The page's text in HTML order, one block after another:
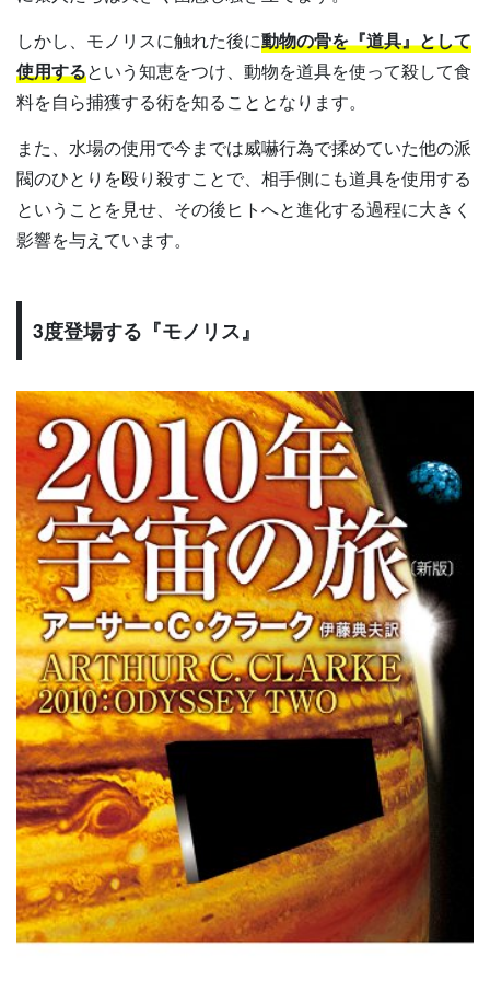
しかし、モノリスに触れた後に動物の骨を『道具』として
使用するという知恵をつけ、動物を道具を使って殺して食
料を自ら捕獲する術を知ることとなります。
また、水場の使用で今までは威嚇行為で揉めていた他の派
閥のひとりを殴り殺すことで、相手側にも道具を使用する
ということを見せ、その後ヒトへと進化する過程に大きく
影響を与えています。
3度登場する『モノリス』